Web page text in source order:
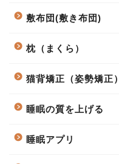
敷布団(敷き布団)
枕（まくら）
猫背矯正（姿勢矯正）
睡眠の質を上げる
睡眠アプリ